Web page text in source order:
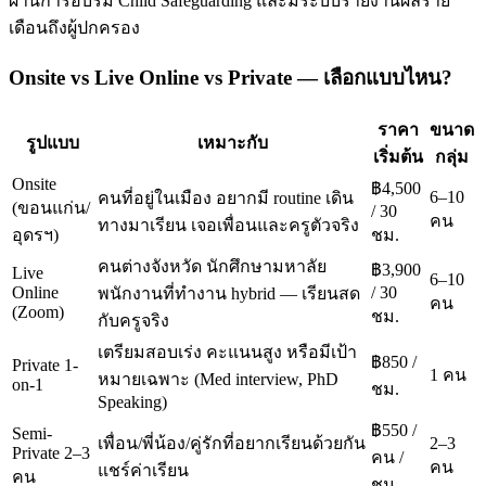
เดือนถึงผู้ปกครอง
Onsite vs Live Online vs Private — เลือกแบบไหน?
รูปแบบ เหมาะกับ
ราคา
เริ่มต้น
ขนาด
กลุ่ม
Onsite
(ขอนแก่น/
อุดรฯ)
คนที่อยู่ในเมือง อยากมี routine เดิน
ทางมาเรียน เจอเพื่อนและครูตัวจริง
฿4,500
/ 30
ชม.
6–10
คน
Live
Online
(Zoom)
คนต่างจังหวัด นักศึกษามหาลัย
พนักงานที่ทำงาน hybrid — เรียนสด
กับครูจริง
฿3,900
/ 30
ชม.
6–10
คน
Private 1-
on-1
เตรียมสอบเร่ง คะแนนสูง หรือมีเป้า
หมายเฉพาะ (Med interview, PhD
Speaking)
฿850 /
ชม.
1 คน
Semi-
Private 2–3
คน
เพื่อน/พี่น้อง/คู่รักที่อยากเรียนด้วยกัน
แชร์ค่าเรียน
฿550 /
คน /
2–3
คน